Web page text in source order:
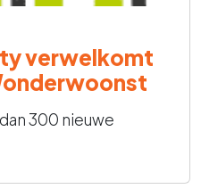
verwelkomt
300 nieuwe